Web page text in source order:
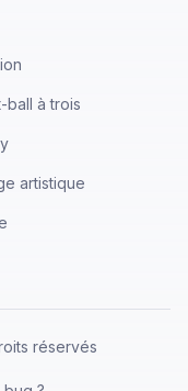
ball à trois
artistique
réservés